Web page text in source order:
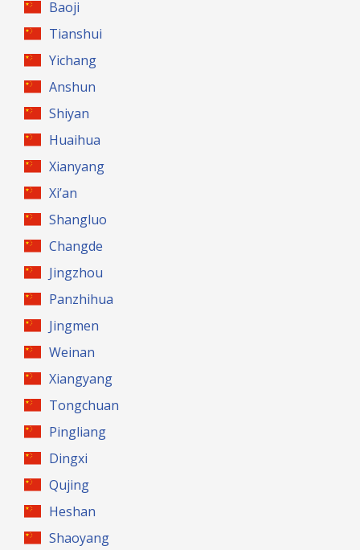
Baoji
Tianshui
Yichang
Anshun
Shiyan
Huaihua
Xianyang
Xi’an
Shangluo
Changde
Jingzhou
Panzhihua
Jingmen
Weinan
Xiangyang
Tongchuan
Pingliang
Dingxi
Qujing
Heshan
Shaoyang